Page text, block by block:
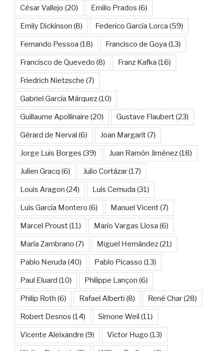
César Vallejo (20) Emilio Prados (6)
Emily Dickinson (8) Federico García Lorca (59)
Fernando Pessoa (18) Francisco de Goya (13)
Francisco de Quevedo (8) Franz Kafka (16)
Friedrich Nietzsche (7)
Gabriel García Márquez(10)
Guillaume Apollinaire (20) Gustave Flaubert(23)
Gérard de Nerval (6) Joan Margarit(7)
Jorge Luis Borges (39) Juan Ramón Jiménez(18)
Julien Gracq (6) Julio Cortázar(17)
Louis Aragon (24) Luis Cernuda (31)
Luis García Montero (6) Manuel Vicent(7)
Marcel Proust(11) Mario Vargas Llosa (6)
María Zambrano (7) Miguel Hernández(21)
Pablo Neruda (40) Pablo Picasso (13)
Paul Eluard (10) Philippe Lançon (6)
Philip Roth (6) Rafael Alberti (8) René Char(28)
Robert Desnos (14) Simone Weil (11)
Vicente Aleixandre (9) Victor Hugo (13)